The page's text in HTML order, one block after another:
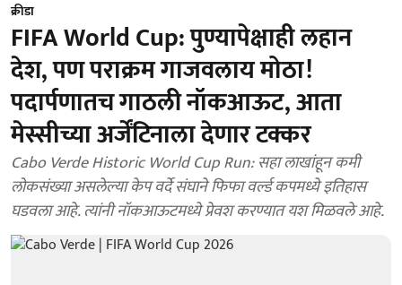
क्रीडा
FIFA World Cup: पुण्यापेक्षाही लहान
देश, पण पराक्रम गाजवलाय मोठा!
पदार्पणातच गाठली नॉकआऊट, आता
मेस्सीच्या अर्जेंटिनाला देणार टक्कर
Cabo Verde Historic World Cup Run: सहा लाखांहून कमी
लोकसंख्या असलेल्या केप वर्दे संघाने फिफा वर्ल्ड कपमध्ये इतिहास
घडवला आहे. त्यांनी नॉकआऊटमध्ये प्रेवश करण्यात यश मिळवले आहे.